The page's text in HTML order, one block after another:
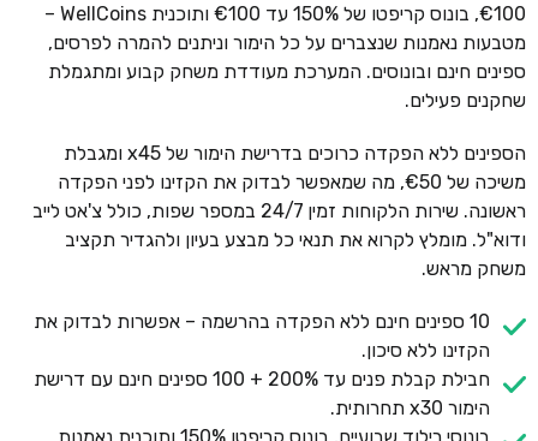
€100, בונוס קריפטו של 150% עד €100 ותוכנית WellCoins –
מטבעות נאמנות שנצברים על כל הימור וניתנים להמרה לפרסים,
ספינים חינם ובונוסים. המערכת מעודדת משחק קבוע ומתגמלת
שחקנים פעילים.
הספינים ללא הפקדה כרוכים בדרישת הימור של x45 ומגבלת
משיכה של €50, מה שמאפשר לבדוק את הקזינו לפני הפקדה
ראשונה. שירות הלקוחות זמין 24/7 במספר שפות, כולל צ'אט לייב
ודוא"ל. מומלץ לקרוא את תנאי כל מבצע בעיון ולהגדיר תקציב
משחק מראש.
10 ספינים חינם ללא הפקדה בהרשמה – אפשרות לבדוק את
הקזינו ללא סיכון.
חבילת קבלת פנים עד 200% + 100 ספינים חינם עם דרישת
הימור x30 תחרותית.